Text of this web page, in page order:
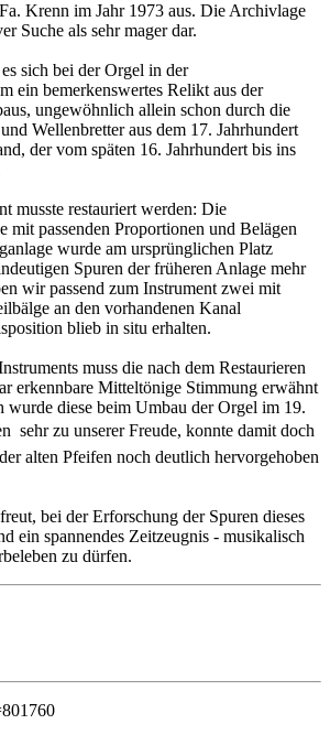
Krenn im Jahr 1973 aus. Die Archivlage
Suche als sehr mager dar.
sich bei der Orgel in der
ein bemerkenswertes Relikt aus der
ungewöhnlich allein schon durch die
Wellenbretter aus dem 17. Jahrhundert
der vom späten 16. Jahrhundert bis ins
musste restauriert werden: Die
mit passenden Proportionen und Belägen
wurde am ursprünglichen Platz
Spuren der früheren Anlage mehr
wir passend zum Instrument zwei mit
an den vorhandenen Kanal
blieb in situ erhalten.
muss die nach dem Restaurieren
erkennbare Mitteltönige Stimmung erwähnt
diese beim Umbau der Orgel im 19.
 sehr zu unserer Freude, konnte damit doch
alten Pfeifen noch deutlich hervorgehoben
bei der Erforschung der Spuren dieses
ein spannendes Zeitzeugnis - musikalisch
zu dürfen.